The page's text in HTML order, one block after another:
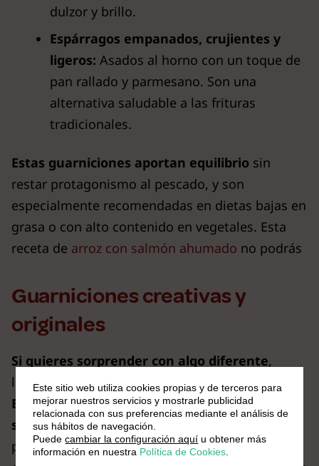
dulzor y brillo.
Espárragos empanados, crujientes y
ligeros: Asados al horno con un toque de
pan rallado y parmesano. Son una
alternativa saludable a las frituras
tradicionales.
Estas guarniciones aportan equilibrio sin
restar protagonismo al pescado, y son
especialmente recomendadas en dietas bajas en
grasa o con alto contenido en vegetales. Esta
receta de arroz con salmón ahumado no podrás
Guarniciones creativas y
originales
Si quieres sorprender con algo diferente,
las guarniciones creativas son tu mejor aliado.
Estas propuestas no solo complementan el
sabor del pescado, sino que añaden
personalidad,color y un toque gourmeta
Este sitio web utiliza cookies propias y de terceros para
mejorar nuestros servicios y mostrarle publicidad
relacionada con sus preferencias mediante el análisis de
sus hábitos de navegación.
Puedecambiar la configuración aquí u obtener más
información en nuestra Política de Cookies